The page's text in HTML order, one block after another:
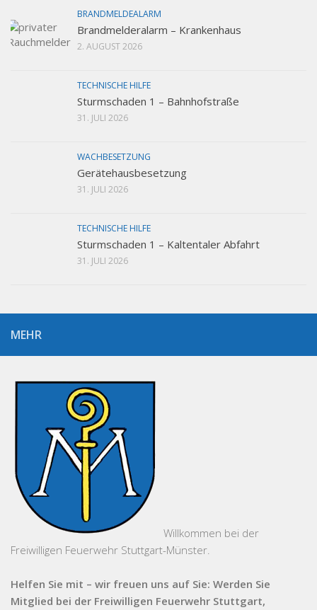
BRANDMELDEALARM
Brandmelderalarm – Krankenhaus
2. AUGUST 2026
TECHNISCHE HILFE
Sturmschaden 1 – Bahnhofstraße
31. JULI 2026
WACHBESETZUNG
Gerätehausbesetzung
31. JULI 2026
TECHNISCHE HILFE
Sturmschaden 1 – Kaltentaler Abfahrt
31. JULI 2026
MEHR
Willkommen bei der
Freiwilligen Feuerwehr Stuttgart-Münster.
Helfen Sie mit – wir freuen uns auf Sie: Werden Sie
Mitglied bei der Freiwilligen Feuerwehr Stuttgart,